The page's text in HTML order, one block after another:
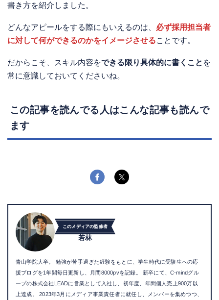
書き方を紹介しました。
どんなアピールをする際にもいえるのは、 必ず採用担当者
に対して何ができるのかをイメージさせることです。
だからこそ、スキル内容をできる限り具体的に書くこと を
常に意識しておいてくださいね。
この記事を読んでる人はこんな記事も読んで
ます
このメディアの監修者
若林
青山学院大卒。 勉強が苦手過ぎた経験をもとに、学生時代に受験生への応
援ブログを1年間毎日更新し、月間8000pvを記録。 新卒にて、C-mindグル
ープの株式会社LEADに営業として入社し、初年度、年間個人売上900万以
上達成。 2023年3月にメディア事業責任者に就任し、メンバーを集めつつ、